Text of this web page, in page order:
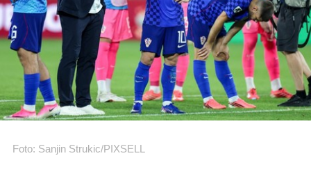
Foto: Sanjin Strukic/PIXSELL